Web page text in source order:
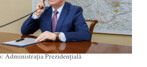
Administrația Prezidențială